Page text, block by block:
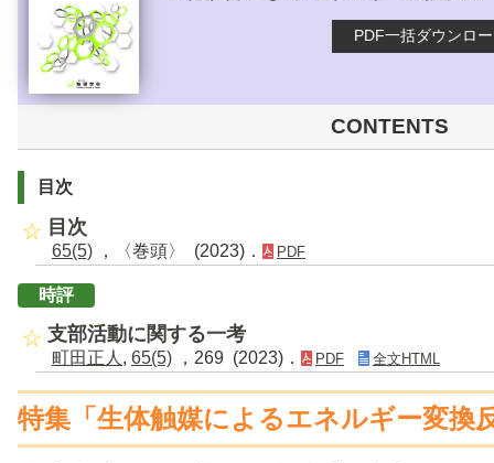
PDF一括ダウンロ
CONTENTS
目次
目次
65(5) ，〈巻頭〉 (2023)． PDF
時評
支部活動に関する一考
町田正人 , 65(5) ，269 (2023)． PDF 全文HTML
特集「生体触媒によるエネルギー変換